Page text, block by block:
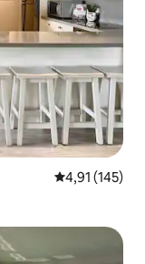
Средна
4,91 (145)